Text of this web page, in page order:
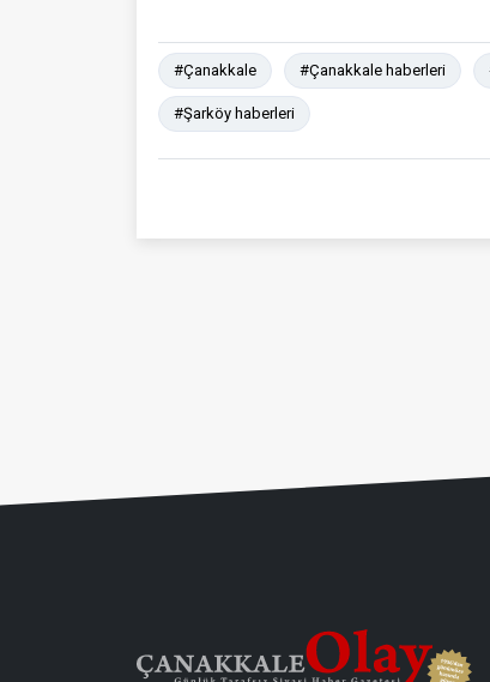
#Çanakkale #Çanakkale haberleri
#Şarköy haberleri